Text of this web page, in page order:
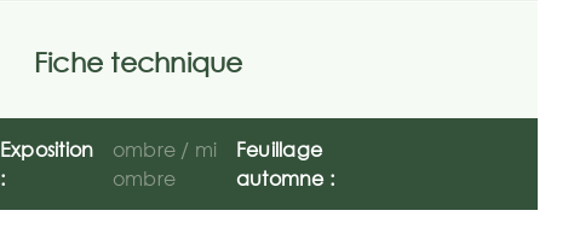
Fiche technique
Exposition
:
ombre / mi
ombre
Feuillage
automne :